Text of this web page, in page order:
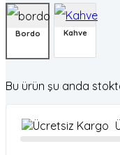
Bordo Kahve
Bu ürün şu anda